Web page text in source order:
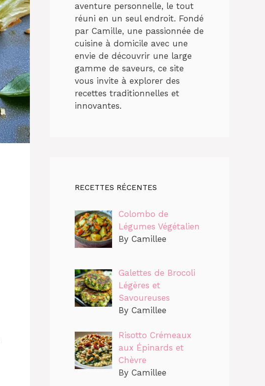
aventure personnelle, le tout
réuni en un seul endroit. Fondé
par Camille, une passionnée de
cuisine à domicile avec une
envie de découvrir une large
gamme de saveurs, ce site
vous invite à explorer des
recettes traditionnelles et
innovantes.
RECETTES RÉCENTES
Colombo de
Légumes Végétalien
By Camillee
Galettes de Brocoli
Légères et
Savoureuses
By Camillee
Risotto Crémeaux
aux Épinards et
Chèvre
By Camillee